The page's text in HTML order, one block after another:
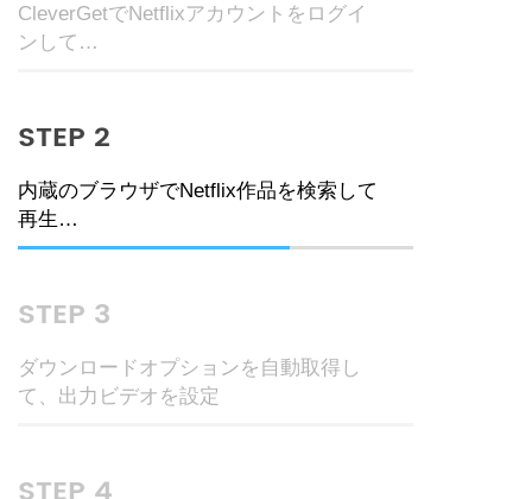
CleverGetでNetflixアカウントをログイ
ンして…
STEP 2
内蔵のブラウザでNetflix作品を検索して
再生…
STEP 3
ダウンロードオプションを自動取得し
て、出力ビデオを設定